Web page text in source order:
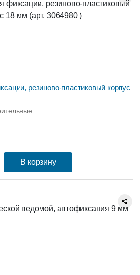
резиново-пластиковый корпус
В корзину